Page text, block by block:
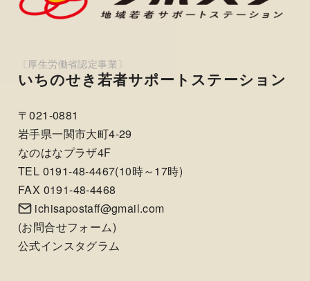
いちのせき若者サポートステーション
〒021-0881
岩手県一関市大町4-29
なのはなプラザ4F
TEL 0191-48-4467(10時～17時)
FAX 0191-48-4468
ichisapostaff@gmail.com
(お問合せフォーム)
公式インスタグラム